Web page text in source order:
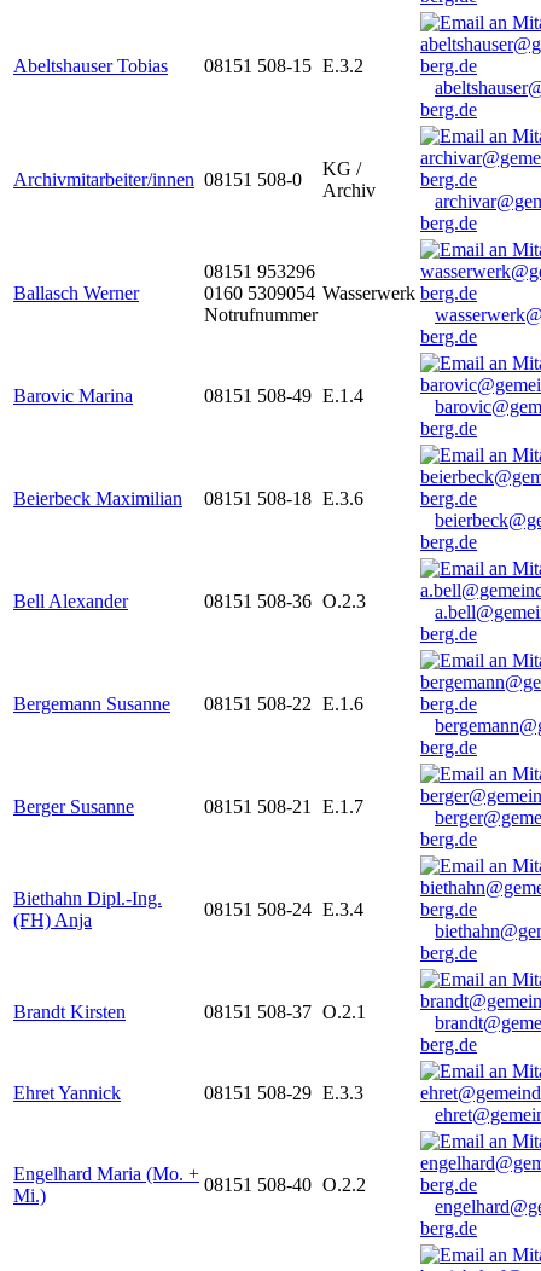
Abeltshauser Tobias 08151 508-15 E.3.2
berg.de
Archivmitarbeiter/innen 08151 508-0
KG /
Archiv
berg.de
Ballasch Werner
08151 953296
0160 5309054
Notrufnummer
Wasserwerk
berg.de
Barovic Marina 08151 508-49 E.1.4
berg.de
Beierbeck Maximilian 08151 508-18 E.3.6
berg.de
Bell Alexander 08151 508-36 O.2.3
berg.de
Bergemann Susanne 08151 508-22 E.1.6
berg.de
Berger Susanne 08151 508-21 E.1.7
berg.de
Biethahn Dipl.-Ing.
(FH) Anja
08151 508-24 E.3.4
berg.de
Brandt Kirsten 08151 508-37 O.2.1
berg.de
Ehret Yannick 08151 508-29 E.3.3
Engelhard Maria (Mo. +
Mi.)
08151 508-40 O.2.2
berg.de